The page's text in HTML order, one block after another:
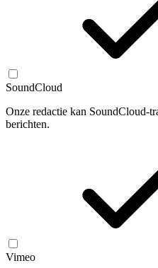
SoundCloud
Onze redactie kan SoundCloud-
berichten.
Vimeo